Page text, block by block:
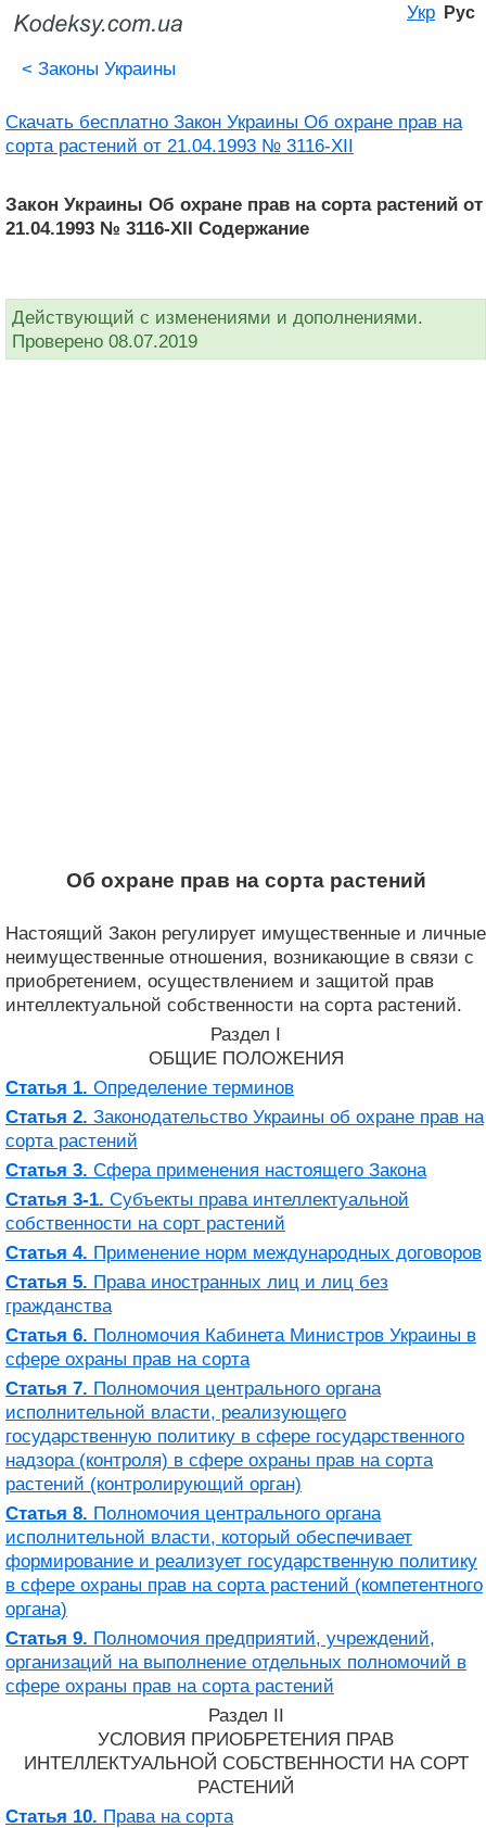
Укр Рус
< Законы Украины
Скачать бесплатно Закон Украины Об охране прав на
сорта растений от 21.04.1993 № 3116-XII
Закон Украины Об охране прав на сорта растений от
21.04.1993 № 3116-XII Содержание
Действующий с изменениями и дополнениями.
Проверено 08.07.2019
Об охране прав на сорта растений
Настоящий Закон регулирует имущественные и личные
неимущественные отношения, возникающие в связи с
приобретением, осуществлением и защитой прав
интеллектуальной собственности на сорта растений.
Раздел I
ОБЩИЕ ПОЛОЖЕНИЯ
Статья 1. Определение терминов
Статья 2. Законодательство Украины об охране прав на
сорта растений
Статья 3. Сфера применения настоящего Закона
Статья 3-1. Субъекты права интеллектуальной
собственности на сорт растений
Статья 4. Применение норм международных договоров
Статья 5. Права иностранных лиц и лиц без
гражданства
Статья 6. Полномочия Кабинета Министров Украины в
сфере охраны прав на сорта
Статья 7. Полномочия центрального органа
исполнительной власти, реализующего
государственную политику в сфере государственного
надзора (контроля) в сфере охраны прав на сорта
растений (контролирующий орган)
Статья 8. Полномочия центрального органа
исполнительной власти, который обеспечивает
формирование и реализует государственную политику
в сфере охраны прав на сорта растений (компетентного
органа)
Статья 9. Полномочия предприятий, учреждений,
организаций на выполнение отдельных полномочий в
сфере охраны прав на сорта растений
Раздел II
УСЛОВИЯ ПРИОБРЕТЕНИЯ ПРАВ
ИНТЕЛЛЕКТУАЛЬНОЙ СОБСТВЕННОСТИ НА СОРТ
РАСТЕНИЙ
Статья 10. Права на сорта